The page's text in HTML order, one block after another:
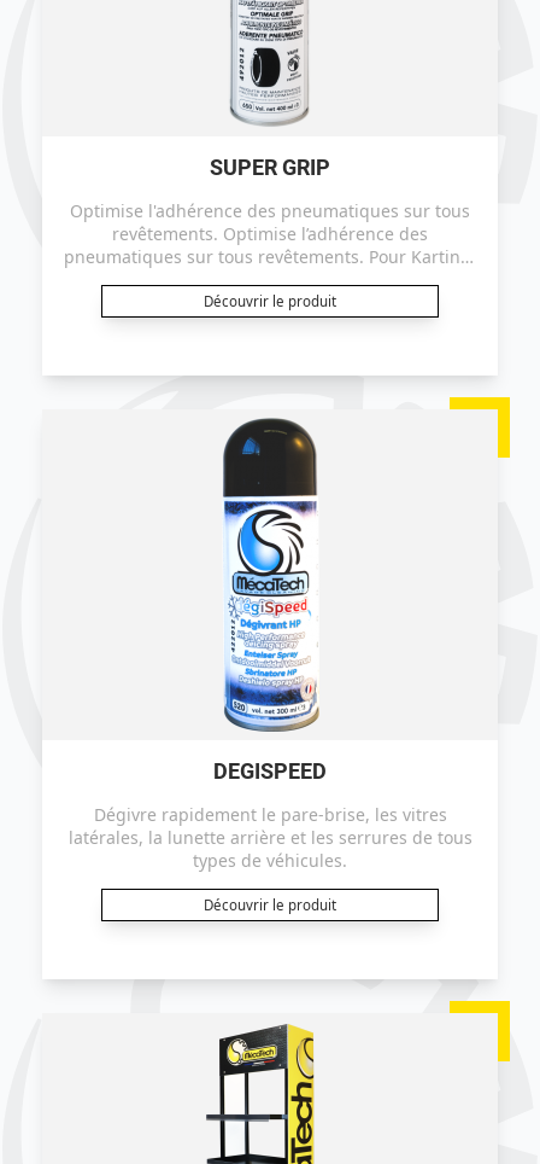
SUPER GRIP
Optimise l'adhérence des pneumatiques sur tous
revêtements. Optimise l’adhérence des
pneumatiques sur tous revêtements. Pour Karting,
Découvrir le produit
DEGISPEED
Dégivre rapidement le pare-brise, les vitres
latérales, la lunette arrière et les serrures de tous
types de véhicules.
Découvrir le produit